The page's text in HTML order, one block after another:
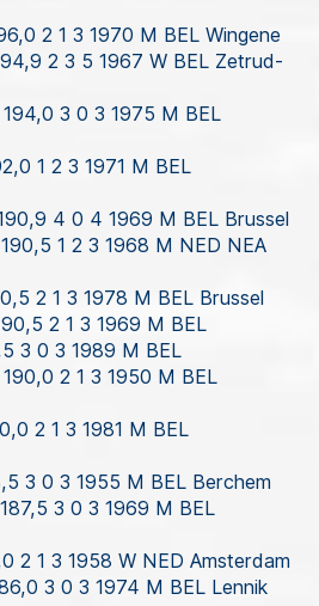
2 1 3 1970 M BEL Wingene
2 3 5 1967 W BEL Zetrud-
3 0 3 1975 M BEL
1 2 3 1971 M BEL
4 0 4 1969 M BEL Brussel
1 2 3 1968 M NED NEA
2 1 3 1978 M BEL Brussel
2 1 3 1969 M BEL
3 0 3 1989 M BEL
2 1 3 1950 M BEL
2 1 3 1981 M BEL
3 0 3 1955 M BEL Berchem
3 0 3 1969 M BEL
2 1 3 1958 W NED Amsterdam
3 0 3 1974 M BEL Lennik